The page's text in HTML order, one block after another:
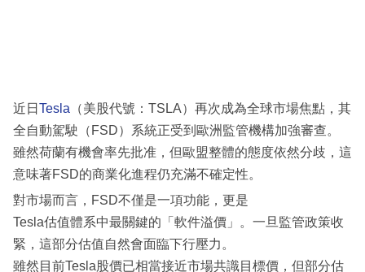
區
近日 Tesla （美股代號：TSLA）再次成為全球市場焦點，其
全自動駕駛（FSD）系統正受到歐洲監管機構加強審查。
雖然荷蘭有機會率先批准，但歐盟整體的態度依然分歧，這
意味著FSD的商業化進程仍充滿不確定性。
對市場而言，FSD不僅是一項功能，更是
Tesla估值體系中最關鍵的「軟件溢價」。一旦監管政策收
緊，這部分估值自然會面臨下行壓力。
雖然目前Tesla股價已相當接近市場共識目標價，但部分估